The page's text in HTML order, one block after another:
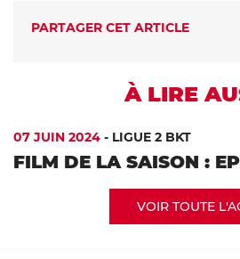
PARTAGER CET ARTICLE
À LIRE
07 JUIN 2024 - LIGUE 2 BKT
FILM DE LA SAISON :
VOIR TOUTE